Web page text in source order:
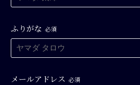
ふりがな 必須
メールアドレス 必須